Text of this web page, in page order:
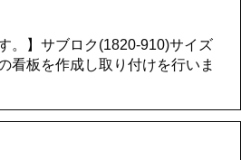
。】サブロク(1820-910)サイズ
看板を作成し取り付けを行いま